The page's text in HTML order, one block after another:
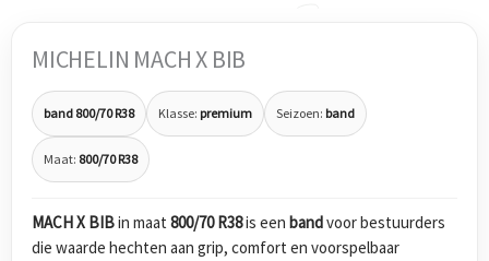
MICHELIN MACH X BIB
band 800/70 R38 Klasse: premium Seizoen: band
Maat: 800/70 R38
MACH X BIBin maat 800/70 R38is een bandvoor bestuurders
die waarde hechten aan grip, comfort en voorspelbaar